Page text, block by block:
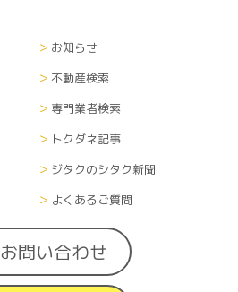
お知らせ
不動産検索
専門業者検索
トクダネ記事
ジタクのシタク新聞
よくあるご質問
お問い合わせ